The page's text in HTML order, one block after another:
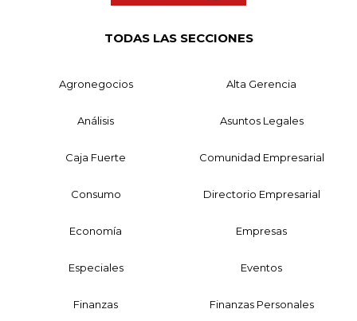
TODAS LAS SECCIONES
Agronegocios Alta Gerencia
Análisis Asuntos Legales
Caja Fuerte Comunidad Empresarial
Consumo Directorio Empresarial
Economía Empresas
Especiales Eventos
Finanzas Finanzas Personales